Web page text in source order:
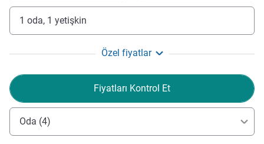
1 oda, 1 yetişkin
Özel fiyatlar
Fiyatları Kontrol Et
Oda (4)